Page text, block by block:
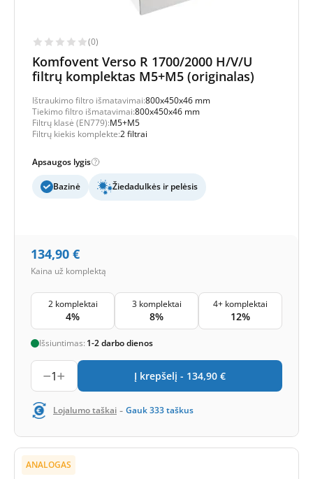
(0)
Komfovent Verso R 1700/2000 H/V/U
filtrų komplektas M5+M5 (originalas)
Ištraukimo filtro išmatavimai:800x450x46 mm
Tiekimo filtro išmatavimai:800x450x46 mm
Filtrų klasė (EN779):M5+M5
Filtrų kiekis komplekte:2 filtrai
Apsaugos lygis
Bazinė Žiedadulkės ir pelėsis
134,90 €
Kaina už komplektą
2 komplektai
4%
3 komplektai
8%
4+ komplektai
12%
Išsiuntimas: 1-2 darbo dienos
1 Į krepšelį - 134,90 €
Lojalumo taškai - Gauk333taškus
ANALOGAS